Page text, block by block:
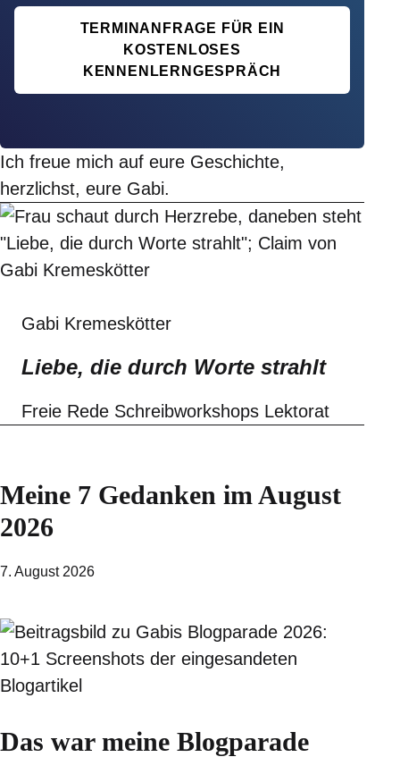
TERMINANFRAGE FÜR EIN
KOSTENLOSES
KENNENLERNGESPRÄCH
Ich freue mich auf eure Geschichte,
herzlichst, eure Gabi.
Gabi Kremeskötter
Liebe, die durch Worte strahlt
Freie Rede Schreibworkshops Lektorat
Meine 7 Gedanken im August
2026
7. August 2026
Das war meine Blogparade